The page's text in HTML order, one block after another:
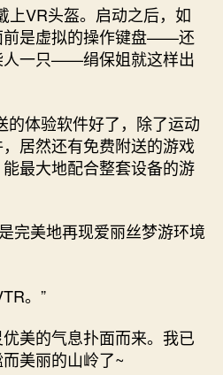
上VR头盔。启动之后，如
前是虚拟的操作键盘——还
人一只——绢保姐就这样出
的体验软件好了，除了运动
居然还有免费附送的游戏
最大地配合整套设备的游
完美地再现爱丽丝梦游环境
。”
美的气息扑面而来。我已
美丽的山岭了~